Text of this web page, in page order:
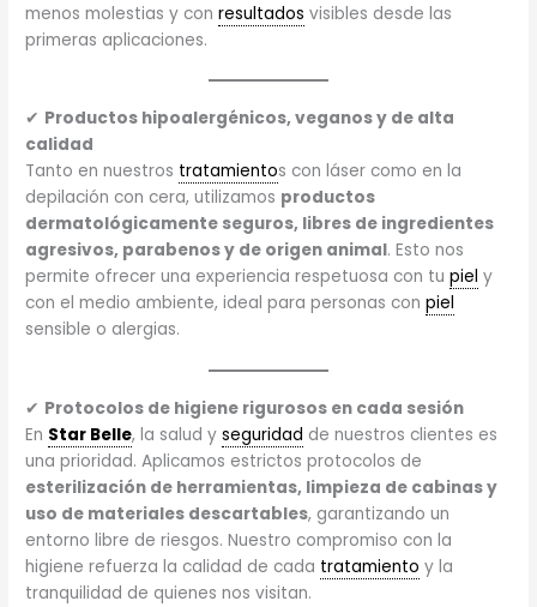
menos molestias y conresultados visibles desde las
primeras aplicaciones.
✔ Productos hipoalergénicos, veganos y de alta
calidad
Tanto en nuestros tratamientos con láser como en la
depilación con cera, utilizamos productos
dermatológicamente seguros, libres de ingredientes
agresivos, parabenos y de origen animal. Esto nos
permite ofrecer una experiencia respetuosa con tupiel y
con el medio ambiente, ideal para personas conpiel
sensible o alergias.
✔ Protocolos de higiene rigurosos en cada sesión
En Star Belle, la salud yseguridad de nuestros clientes es
una prioridad. Aplicamos estrictos protocolos de
esterilización de herramientas, limpieza de cabinas y
uso de materiales descartables, garantizando un
entorno libre de riesgos. Nuestro compromiso con la
higiene refuerza la calidad de cada tratamiento y la
tranquilidad de quienes nos visitan.